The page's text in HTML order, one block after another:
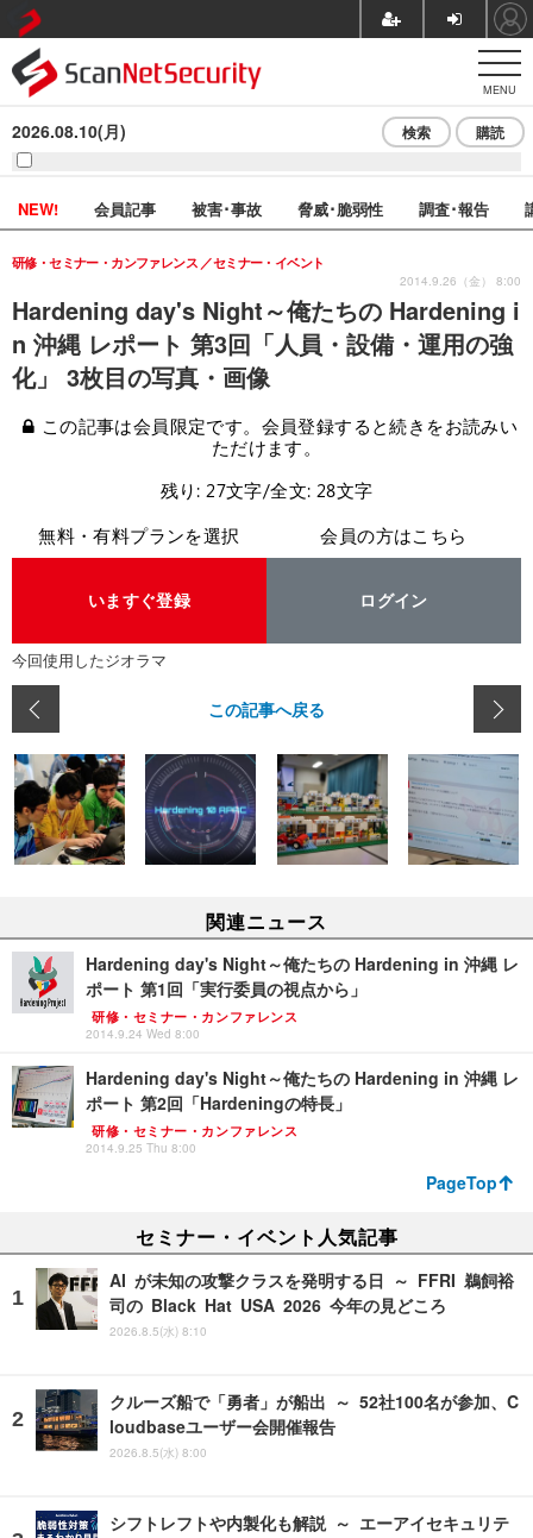
MENU
2026.08.10(月) 検索 購読
NEW! 会員記事 被害･事故 脅威･脆弱性 調査･報告
Hardening day's Night～俺たちの Hardening i
n 沖縄 レポート 第3回「人員・設備・運用の強
化」 3枚目の写真・画像
研修・セミナー・カンファレンス セミナー・イベント
2014.9.26（金） 8:00
この記事は会員限定です。会員登録すると続きをお読みい
ただけます。
残り: 27文字/全文: 28文字
無料・有料プランを選択
いますぐ登録
会員の方はこちら
ログイン
今回使用したジオラマ
この記事へ戻る
関連ニュース
Hardening day's Night～俺たちの Hardening in 沖縄 レ
ポート 第1回「実行委員の視点から」
研修・セミナー・カンファレンス
2014.9.24 Wed 8:00
Hardening day's Night～俺たちの Hardening in 沖縄 レ
ポート 第2回「Hardeningの特長」
研修・セミナー・カンファレンス
2014.9.25 Thu 8:00
PageTop
セミナー・イベント人気記事
AI が未知の攻撃クラスを発明する日 ～ FFRI 鵜飼裕
司の Black Hat USA 2026 今年の見どころ
2026.8.5(水) 8:10
クルーズ船で「勇者」が船出 ～ 52社100名が参加、C
loudbaseユーザー会開催報告
2026.8.5(水) 8:00
シフトレフトや内製化も解説 ～ エーアイセキュリテ